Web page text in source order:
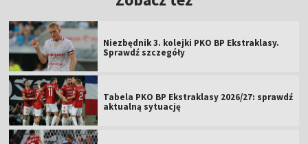
Niezbędnik 3. kolejki PKO BP Ekstraklasy.
Sprawdź szczegóły
Tabela PKO BP Ekstraklasy 2026/27: sprawdź
aktualną sytuację